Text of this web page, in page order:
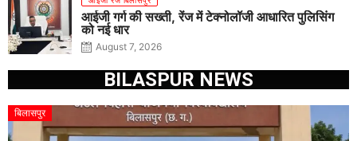
आईजी गर्ग की सख्ती, रेंज में टेक्नोलॉजी आधारित पुलिसिंग
को नई धार
August 7, 2026
BILASPUR NEWS
बिलासपुर